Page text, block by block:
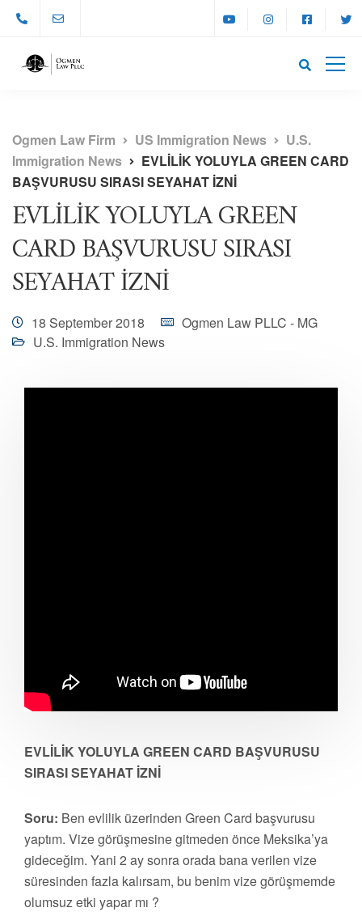
Ogmen Law Firm US Immigration News
U.S.
Immigration News
EVLİLİK YOLUYLA GREEN CARD
BAŞVURUSU SIRASI SEYAHAT İZNİ
EVLİLİK YOLUYLA GREEN
CARD BAŞVURUSU SIRASI
SEYAHAT İZNİ
18 September 2018
Ogmen Law PLLC - MG
U.S. Immigration News
EVLİLİK YOLUYLA GREEN CARD BAŞVURUSU
SIRASI SEYAHAT İZNİ
Soru: Ben evlilik üzerinden Green Card başvurusu
yaptım. Vize görüşmesine gitmeden önce Meksika’ya
gideceğim. Yani 2 ay sonra orada bana verilen vize
süresinden fazla kalırsam, bu benim vize görüşmemde
olumsuz etki yapar mı ?